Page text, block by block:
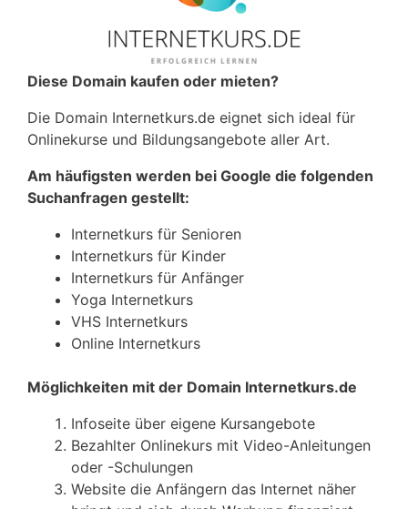
Diese Domain kaufen oder mieten?
Die Domain Internetkurs.de eignet sich ideal für
Onlinekurse und Bildungsangebote aller Art.
Am häufigsten werden bei Google die folgenden
Suchanfragen gestellt:
Internetkurs für Senioren
Internetkurs für Kinder
Internetkurs für Anfänger
Yoga Internetkurs
VHS Internetkurs
Online Internetkurs
Möglichkeiten mit der Domain Internetkurs.de
Infoseite über eigene Kursangebote
Bezahlter Onlinekurs mit Video-Anleitungen
oder -Schulungen
Website die Anfängern das Internet näher